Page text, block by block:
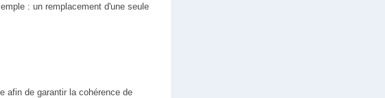
: un remplacement d'une seule
afin de garantir la cohérence de